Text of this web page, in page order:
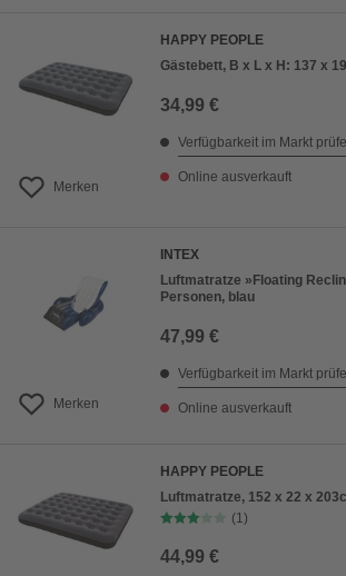
Merken
HAPPY PEOPLE
Gästebett, B x L x H: 137 x
34,99 €
Verfügbarkeit im Markt
Online ausverkauft
Merken
INTEX
Luftmatratze »Floating
Personen, blau
47,99 €
Verfügbarkeit im Markt
Online ausverkauft
HAPPY PEOPLE
Luftmatratze, 152 x 22 x
(1)
44,99 €